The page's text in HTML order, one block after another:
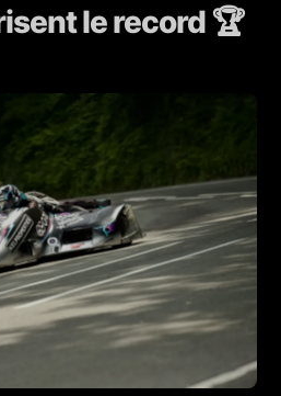
le record 🏆